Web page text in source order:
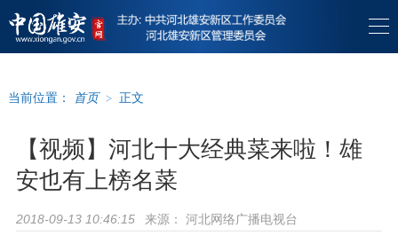
当前位置： 首页 > 正文
【视频】河北十大经典菜来啦！雄
安也有上榜名菜
2018-09-13 10:46:15 来源： 河北网络广播电视台